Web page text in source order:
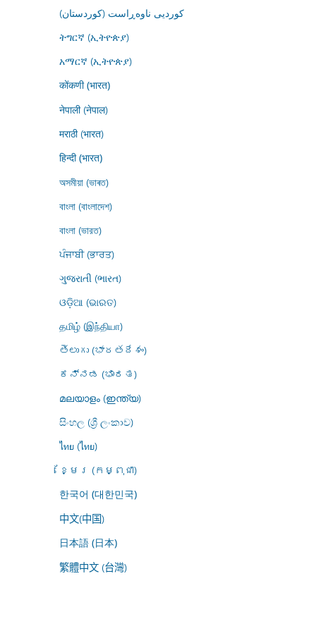
کوردیی ناوەڕاست (کوردستان)
ትግርኛ (ኢትዮጵያ)
አማርኛ (ኢትዮጵያ)
कोंकणी (भारत)
नेपाली (नेपाल)
मराठी (भारत)
हिन्दी (भारत)
অসমীয়া (ভাৰত)
বাংলা (বাংলাদেশ)
বাংলা (ভারত)
ਪੰਜਾਬੀ (ਭਾਰਤ)
ગુજરાતી (ભારત)
ଓଡ଼ିଆ (ଭାରତ)
தமிழ் (இந்தியா)
తెలుగు (భారతదేశం)
ಕನ್ನಡ (ಭಾರತ)
മലയാളം (ഇന്ത്യ)
සිංහල (ශ්‍රී ලංකාව)
ไทย (ไทย)
ខ្មែរ (កម្ពុជា)
한국어 (대한민국)
中文(中国)
日本語 (日本)
繁體中文 (台灣)